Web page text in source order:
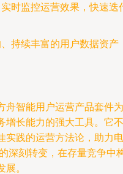
实时监控运营效果，快速迭
、持续丰富的用户数据资产
舟智能用户运营产品套件为
增长能力的强大工具。它不
实践的运营方法论，助力电
深刻转变，在存量竞争中
。